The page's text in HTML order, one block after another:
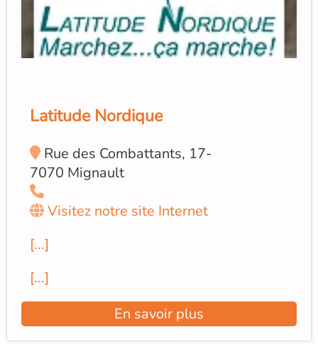
Latitude Nordique
Rue des Combattants, 17-
7070 Mignault
Visitez notre site Internet
[...]
[...]
En savoir plus